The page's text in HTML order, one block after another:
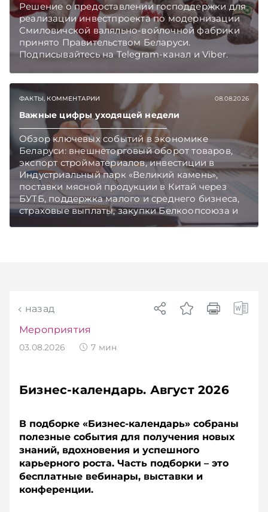
Решение о предоставлении господдержки для
реализации инвестпроекта по модернизации
Смиловичской валяльно-войлочной фабрики
принято Правительством Беларуси.
Подписывайтесь на Telegram‑канал и Viber.
Главное об экономике Беларуси — раньше,
ФАКТЫ, КОММЕНТАРИИ 08.08.2026
Важные цифры уходящей недели
Обзор ключевых событий в экономике
Беларуси: внешнеторговый оборот товаров,
экспорт стройматериалов, инвестиции в
Индустриальный парк «Великий камень»,
поставки мясной продукции в Китай через
БУТБ, поддержка малого и среднего бизнеса,
страховые выплаты, закупки Белкоопсоюза и
рост продаж новых автомобилей.
назад
Мероприятия
03.08.2026 7 мин
Бизнес-календарь. Август 2026
В подборке «Бизнес-календарь» собраны
полезные события для получения новых
знаний, вдохновения и успешного
карьерного роста. Часть подборки – это
бесплатные вебинары, выставки и
конференции.